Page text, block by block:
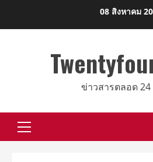
08 สิงหาคม
ข่าวสารตลอด 24
Primary